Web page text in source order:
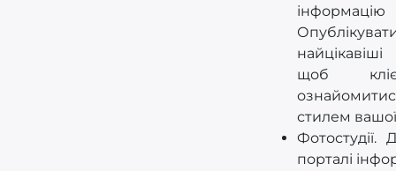
щоб
стилем
Фотостудії.
порталі